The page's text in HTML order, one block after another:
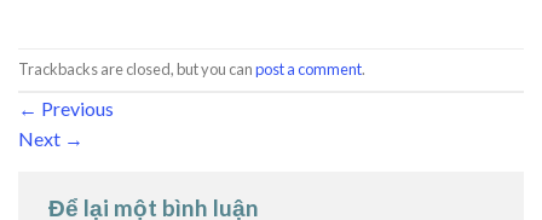
Trackbacks are closed, but you canpost a comment.
← Previous
Next →
Để lại một bình luận